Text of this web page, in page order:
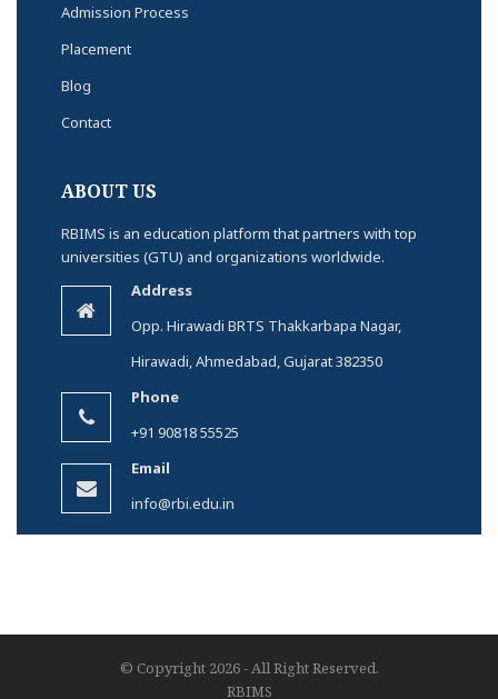
Admission Process
Placement
Blog
Contact
ABOUT US
RBIMS is an education platform that partners with top
universities (GTU) and organizations worldwide.
Address
Opp. Hirawadi BRTS Thakkarbapa Nagar,
Hirawadi, Ahmedabad, Gujarat 382350
Phone
+91 90818 55525
Email
info@rbi.edu.in
© Copyright 2026 - All Right Reserved.
RBIMS